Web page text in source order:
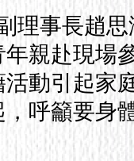
理事長趙
年親赴現場
活動引起家
，呼籲要身